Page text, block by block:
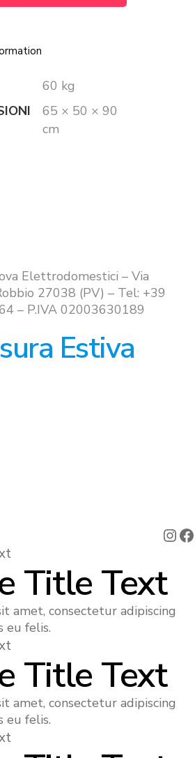
60 kg
65 × 50 × 90
cm
Elettrodomestici – Via
27038 (PV) – Tel: +39
– P.IVA 02003630189
Estiva
Title Text
amet, consectetur adipiscing
eu felis.
Title Text
amet, consectetur adipiscing
eu felis.